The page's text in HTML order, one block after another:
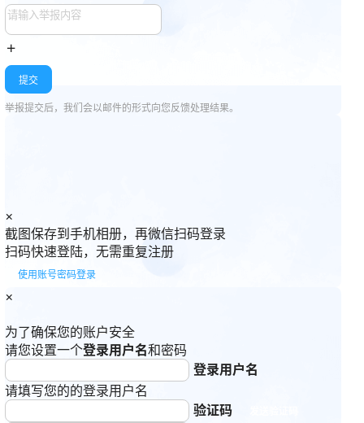
提交
举报提交后，我们会以邮件的形式向您反馈处理结果。
×
截图保存到手机相册，再微信扫码登录
扫码快速登陆，无需重复注册
使用账号密码登录
×
为了确保您的账户安全
请您设置一个登录用户名和密码
登录用户名
请填写您的的登录用户名
验证码